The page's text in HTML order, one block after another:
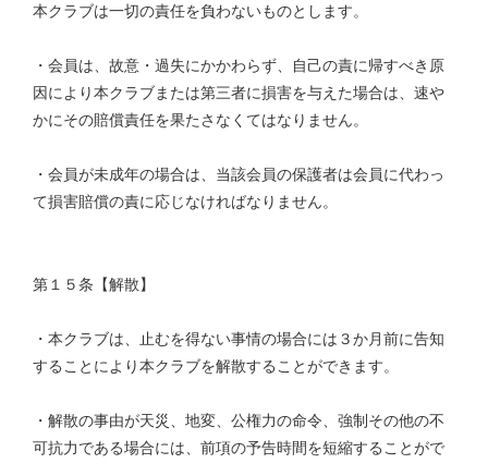
本クラブは一切の責任を負わないものとします。
・会員は、故意・過失にかかわらず、自己の責に帰すべき原
因により本クラブまたは第三者に損害を与えた場合は、速や
かにその賠償責任を果たさなくてはなりません。
・会員が未成年の場合は、当該会員の保護者は会員に代わっ
て損害賠償の責に応じなければなりません。
第１５条【解散】
・本クラブは、止むを得ない事情の場合には３か月前に告知
することにより本クラブを解散することができます。
・解散の事由が天災、地変、公権力の命令、強制その他の不
可抗力である場合には、前項の予告時間を短縮することがで